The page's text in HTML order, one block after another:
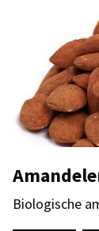
Biologische